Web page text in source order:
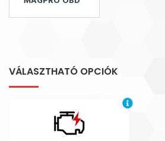
VÁLASZTHATÓ OPCIÓK